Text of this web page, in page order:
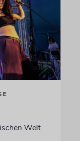
Welt